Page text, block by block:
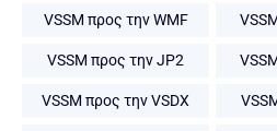
VSSM προς την WMF
VSSM προς την JP2
VSSM προς την VSDX